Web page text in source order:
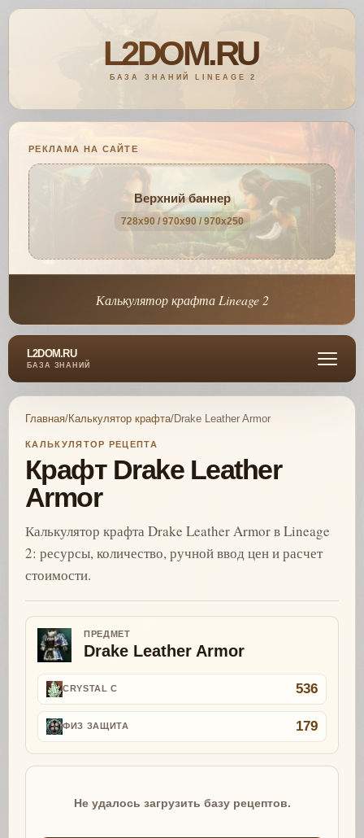
РЕКЛАМА НА САЙТЕ
Верхний баннер
728x90 / 970x90 / 970x250
Калькулятор крафта Lineage 2
L2DOM.RU
БАЗА ЗНАНИЙ
Главная/Калькулятор крафта/Drake Leather Armor
КАЛЬКУЛЯТОР РЕЦЕПТА
Крафт Drake Leather
Armor
Калькулятор крафта Drake Leather Armor в Lineage
2: ресурсы, количество, ручной ввод цен и расчет
стоимости.
ПРЕДМЕТ
Drake Leather Armor
CRYSTAL C 536
ФИЗ ЗАЩИТА 179
Не удалось загрузить базу рецептов.